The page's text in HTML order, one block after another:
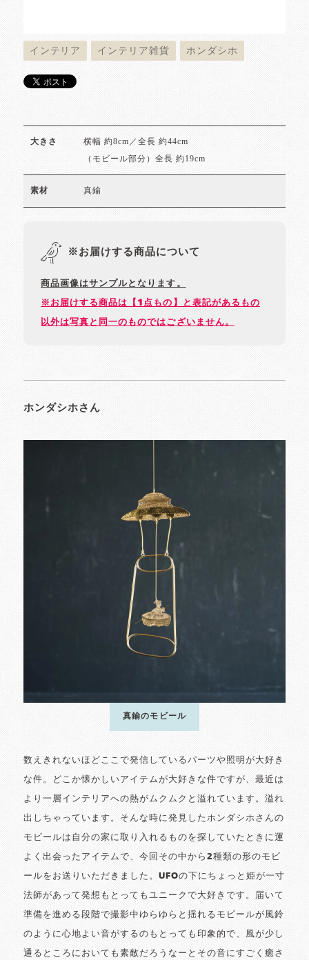
インテリア インテリア雑貨 ホンダシホ
大きさ 横幅 約8cm／全長 約44cm
（モビール部分）全長 約19cm
素材 真鍮
※お届けする商品について
商品画像はサンプルとなります。
※お届けする商品は【1点もの】と表記があるもの
以外は写真と同一のものではございません。
ホンダシホさん
真鍮のモビール
数えきれないほどここで発信しているパーツや照明が大好き
な件。どこか懐かしいアイテムが大好きな件ですが、最近は
より一層インテリアへの熱がムクムクと溢れています。溢れ
出しちゃっています。そんな時に発見したホンダシホさんの
モビールは自分の家に取り入れるものを探していたときに運
よく出会ったアイテムで、今回その中から2種類の形のモビ
ールをお送りいただきました。UFOの下にちょっと姫が一寸
法師があって発想もとってもユニークで大好きです。届いて
準備を進める段階で撮影中ゆらゆらと揺れるモビールが風鈴
のように心地よい音がするのもとっても印象的で、風が少し
通るところにおいても素敵だろうなーとその音にすごく癒さ